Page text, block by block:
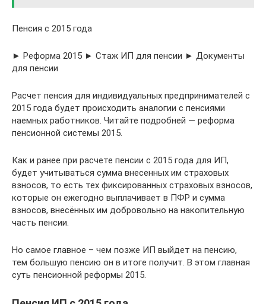
Пенсия с 2015 года
► Реформа 2015 ► Стаж ИП для пенсии ► Документы
для пенсии
Расчет пенсия для индивидуальных предпринимателей с
2015 года будет происходить аналогии с пенсиями
наемных работников. Читайте подробней — реформа
пенсионной системы 2015.
Как и ранее при расчете пенсии с 2015 года для ИП,
будет учитываться сумма внесенных им страховых
взносов, то есть тех фиксированных страховых взносов,
которые он ежегодно выплачивает в ПФР и сумма
взносов, внесённых им добровольно на накопительную
часть пенсии.
Но самое главное – чем позже ИП выйдет на пенсию,
тем большую пенсию он в итоге получит. В этом главная
суть пенсионной реформы 2015.